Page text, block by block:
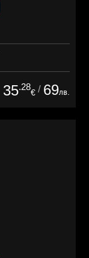
35.28
€ / 69лв.